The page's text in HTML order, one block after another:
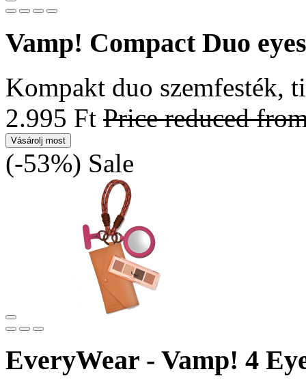
Vamp! Compact Duo
Kompakt duo szemfesték,
2.995 Ft Price reduced
Vásárolj most
(-53%) Sale
EveryWear - Vamp! 4